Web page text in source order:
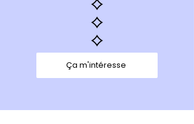
Ça m'intéresse